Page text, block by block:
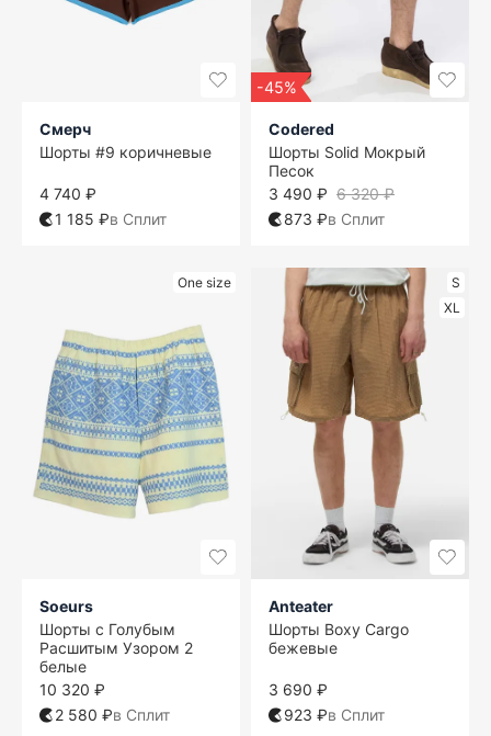
Смерч
Шорты #9 коричневые
4 740 ₽
1 185 ₽в Сплит
-45%
Codered
Шорты Solid Мокрый
Песок
6 320 ₽
3 490 ₽
873 ₽в Сплит
One size
Soeurs
Шорты с Голубым
Расшитым Узором 2
белые
10 320 ₽
2 580 ₽в Сплит
S
XL
Anteater
Шорты Boxy Cargo
бежевые
3 690 ₽
923 ₽в Сплит